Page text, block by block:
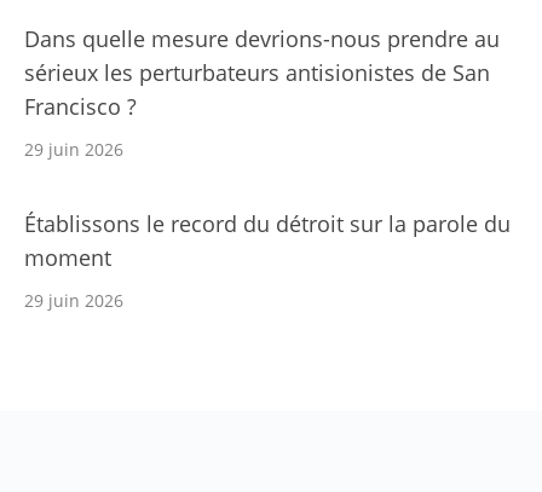
Dans quelle mesure devrions-nous prendre au
sérieux les perturbateurs antisionistes de San
Francisco ?
29 juin 2026
Établissons le record du détroit sur la parole du
moment
29 juin 2026